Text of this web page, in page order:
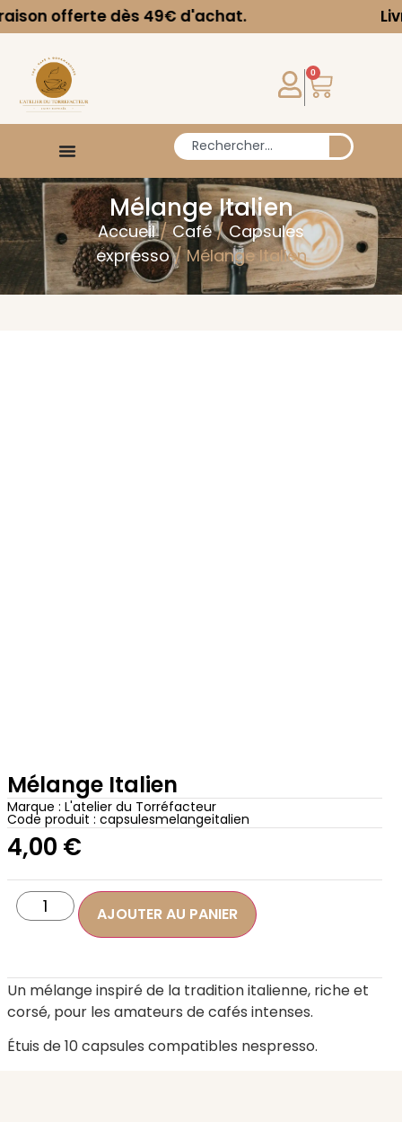
dès 49€ d'achat.
0
Mélange Italien
Accueil/Café/Capsules
expresso/ Mélange Italien
Mélange Italien
Marque : L'atelier du Torréfacteur
Code produit : capsulesmelangeitalien
4,00 €
AJOUTER AU PANIER
Un mélange inspiré de la tradition italienne, riche et
corsé, pour les amateurs de cafés intenses.
Étuis de 10 capsules compatibles nespresso.